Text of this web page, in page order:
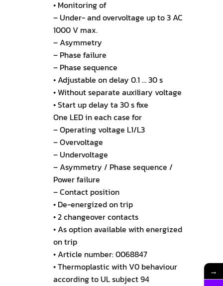
• Monitoring of
– Under- and overvoltage up to 3 AC
1000 V max.
– Asymmetry
– Phase failure
– Phase sequence
• Adjustable on delay 0.1 … 30 s
• Without separate auxiliary voltage
• Start up delay ta 30 s fixe
One LED in each case for
– Operating voltage L1/L3
– Overvoltage
– Undervoltage
– Asymmetry / Phase sequence /
Power failure
– Contact position
• De-energized on trip
• 2 changeover contacts
• As option available with energized
on trip
• Article number: 0068847
• Thermoplastic with V0 behaviour
according to UL subject 94
→